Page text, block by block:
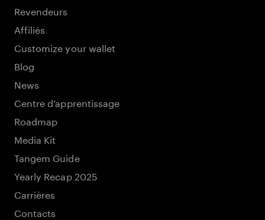
Revendeurs
Affiliés
Customize your wallet
Blog
News
Centre d’apprentissage
Roadmap
Media Kit
Tangem Guide
Yearly Recap 2025
Carrières
Contacts